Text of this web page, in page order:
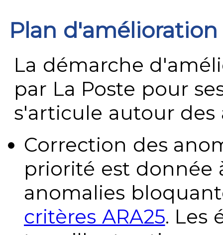
Plan
La démarche
par La Poste pour
s'articule autour des
Correction des
priorité est donnée
anomalies
critères ARA25. Les